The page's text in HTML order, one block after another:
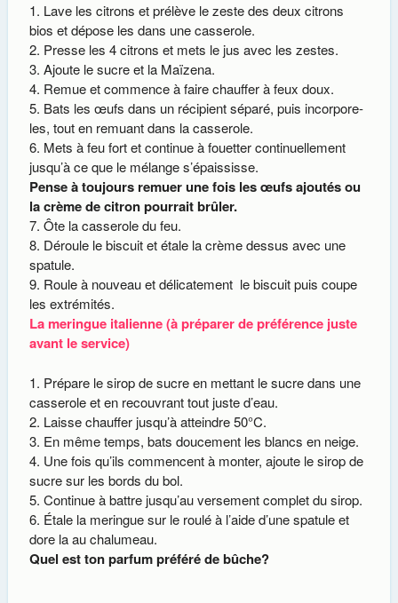
Lave les citrons et prélève le zeste des deux citrons
bios et dépose les dans une casserole.
Presse les 4 citrons et mets le jus avec les zestes.
Ajoute le sucre et la Maïzena.
Remue et commence à faire chauffer à feux doux.
Bats les œufs dans un récipient séparé, puis incorpore-
les, tout en remuant dans la casserole.
Mets à feu fort et continue à fouetter continuellement
jusqu’à ce que le mélange s’épaississe.
Pense à toujours remuer une fois les œufs ajoutés ou
la crème de citron pourrait brûler.
Ôte la casserole du feu.
Déroule le biscuit et étale la crème dessus avec une
spatule.
Roule à nouveau et délicatement le biscuit puis coupe
les extrémités.
La meringue italienne (à préparer de préférence juste
avant le service)
Prépare le sirop de sucre en mettant le sucre dans une
casserole et en recouvrant tout juste d’eau.
Laisse chauffer jusqu’à atteindre 50°C.
En même temps, bats doucement les blancs en neige.
Une fois qu’ils commencent à monter, ajoute le sirop de
sucre sur les bords du bol.
Continue à battre jusqu’au versement complet du sirop.
Étale la meringue sur le roulé à l’aide d’une spatule et
dore la au chalumeau.
Quel est ton parfum préféré de bûche?